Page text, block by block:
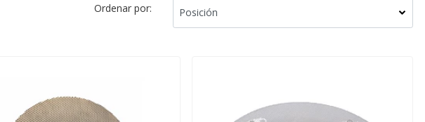
Ordenar por: